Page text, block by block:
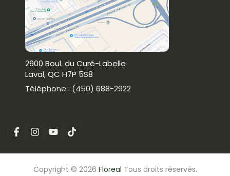
2900 Boul. du Curé-Labelle
Laval, QC H7P 5S8
Téléphone : (450) 688-2922
Copyright © 2026 Floreal Tous droits réservés.